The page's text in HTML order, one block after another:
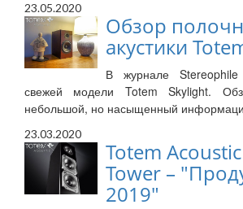
23.05.2020
Обзор
акустики
В журнале Stereophile
свежей модели Totem Skylight.
небольшой, но насыщенный
23.03.2020
Totem
Tower –
2019"